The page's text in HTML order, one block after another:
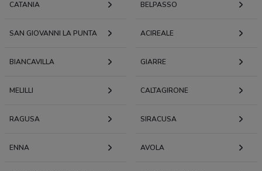
CATANIA BELPASSO
SAN GIOVANNI LA PUNTA ACIREALE
BIANCAVILLA GIARRE
MELILLI CALTAGIRONE
RAGUSA SIRACUSA
ENNA AVOLA